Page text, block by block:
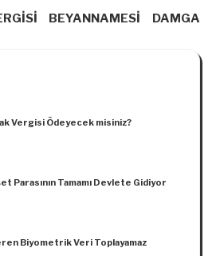
BEYANNAMESİ DAMGA
Vergisi Ödeyecek misiniz?
Parasının Tamamı Devlete Gidiyor
Biyometrik Veri Toplayamaz